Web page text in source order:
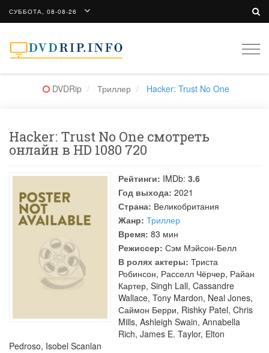
СУББОТА, 08-08-26
DVDRip Триллер Hacker: Trust No One
Hacker: Trust No One смотреть
онлайн в HD 1080 720
Рейтинги: IMDb: 3.6
Год выхода: 2021
Страна: Великобритания
Жанр: Триллер
Время: 83 мин
Режиссер: Сэм Мэйсон-Белл
В ролях актеры: Триста
Робинсон, Расселл Чёрчер, Райан
Картер, Singh Lall, Cassandre
Wallace, Tony Mardon, Neal Jones,
Саймон Берри, Rishky Patel, Chris
Mills, Ashleigh Swain, Annabella
Rich, James E. Taylor, Elton
Pedroso, Isobel Scanlan